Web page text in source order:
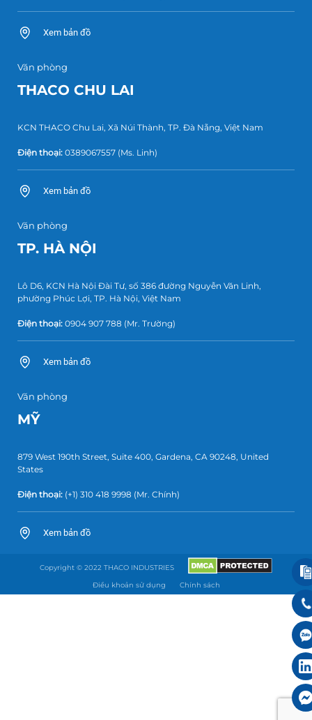
Xem bản đồ
Văn phòng
THACO CHU LAI
KCN THACO Chu Lai, Xã Núi Thành, TP. Đà Nẵng, Việt Nam
Điện thoại: 0389067557 (Ms. Linh)
Xem bản đồ
Văn phòng
TP. HÀ NỘI
Lô D6, KCN Hà Nội Đài Tư, số 386 đường Nguyễn Văn Linh,
phường Phúc Lợi, TP. Hà Nội, Việt Nam
Điện thoại: 0904 907 788 (Mr. Trường)
Xem bản đồ
Văn phòng
MỸ
879 West 190th Street, Suite 400, Gardena, CA 90248, United
States
Điện thoại: (+1) 310 418 9998 (Mr. Chính)
Xem bản đồ
Copyright © 2022 THACO INDUSTRIES
Điều khoản sử dụng
Chính sách